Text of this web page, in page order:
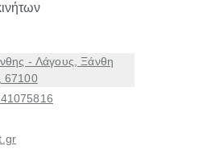
- Λάγους, Ξάνθη
67100